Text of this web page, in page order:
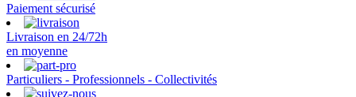
Paiement sécurisé
Livraison en 24/72h
en moyenne
Particuliers - Professionnels - Collectivités